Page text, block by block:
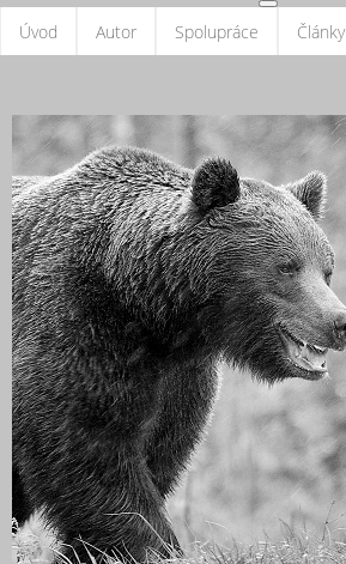
Úvod Autor Spolupráce Články